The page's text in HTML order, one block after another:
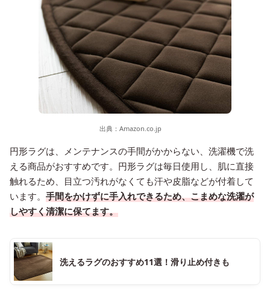
出典： Amazon.co.jp
円形ラグは、メンテナンスの手間がかからない、洗濯機で洗
える商品がおすすめです。円形ラグは毎日使用し、肌に直接
触れるため、目立つ汚れがなくても汗や皮脂などが付着して
います。 手間をかけずに手入れできるため、こまめな洗濯が
しやすく清潔に保てます。
洗えるラグのおすすめ11選！滑り止め付きも